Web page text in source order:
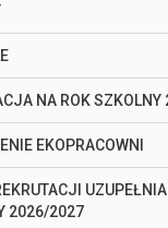
NA ROK
EKOPRACOWNI
2026/2027